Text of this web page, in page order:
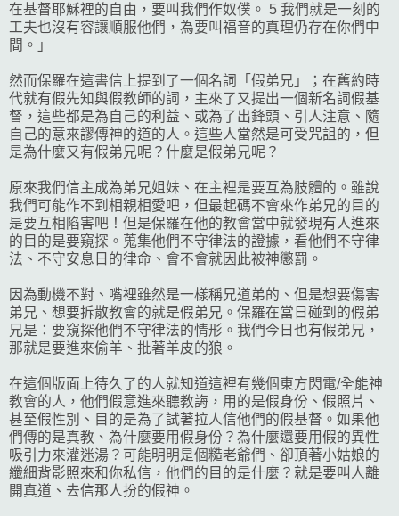
在基督耶穌裡的自由，要叫我們作奴僕。 5 我們就是一刻的
工夫也沒有容讓順服他們，為要叫福音的真理仍存在你們中
間。｣
然而保羅在這書信上提到了一個名詞「假弟兄」；在舊約時
代就有假先知與假教師的詞，主來了又提出一個新名詞假基
督，這些都是為自己的利益、或為了出鋒頭、引人注意、隨
自己的意來謬傳神的道的人。這些人當然是可受咒詛的，但
是為什麼又有假弟兄呢？什麼是假弟兄呢？
原來我們信主成為弟兄姐妹、在主裡是要互為肢體的。雖說
我們可能作不到相親相愛吧，但最起碼不會來作弟兄的目的
是要互相陷害吧！但是保羅在他的教會當中就發現有人進來
的目的是要窺探。蒐集他們不守律法的證據，看他們不守律
法、不守安息日的律命、會不會就因此被神懲罰。
因為動機不對、嘴裡雖然是一樣稱兄道弟的、但是想要傷害
弟兄、想要拆散教會的就是假弟兄。保羅在當日碰到的假弟
兄是：要窺探他們不守律法的情形。我們今日也有假弟兄，
那就是要進來偷羊、批著羊皮的狼。
在這個版面上待久了的人就知道這裡有幾個東方閃電/全能神
教會的人，他們假意進來聽教誨，用的是假身份、假照片、
甚至假性別、目的是為了試著拉人信他們的假基督。如果他
們傳的是真教、為什麼要用假身份？為什麼還要用假的異性
吸引力來灌迷湯？可能明明是個糙老爺們、卻頂著小姑娘的
纖細背影照來和你私信，他們的目的是什麼？就是要叫人離
開真道、去信那人扮的假神。